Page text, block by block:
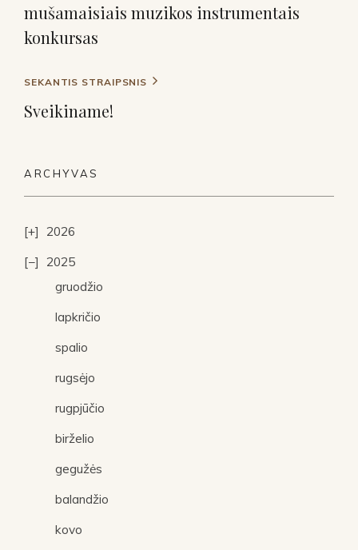
mušamaisiais muzikos instrumentais
konkursas
SEKANTIS STRAIPSNIS
Sveikiname!
ARCHYVAS
2026
2025
gruodžio
lapkričio
spalio
rugsėjo
rugpjūčio
birželio
gegužės
balandžio
kovo